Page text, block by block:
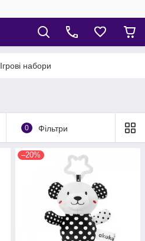
Ігрові набори
0 Фільтри
–20%